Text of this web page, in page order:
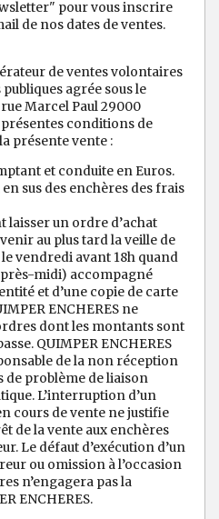
pour vous inscrire
de nos dates de ventes.
de ventes volontaires
agrée sous le
Marcel Paul 29000
présentes conditions de
présente vente :
et conduite en Euros.
sus des enchères des frais
laisser un ordre d’achat
au plus tard la veille de
vendredi avant 18h quand
midi) accompagné
et d’une copie de carte
ENCHERES ne
dont les montants sont
QUIMPER ENCHERES
de la non réception
de problème de liaison
L’interruption d’un
cours de vente ne justifie
de la vente aux enchères
Le défaut d’exécution d’un
ou omission à l’occasion
n’engagera pas la
ENCHERES.